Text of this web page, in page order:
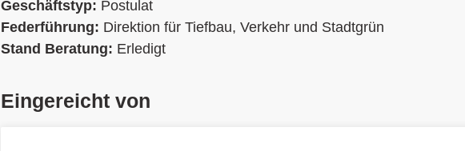
Geschäftstyp: Postulat
Federführung: Direktion für Tiefbau, Verkehr und Stadtgrün
Stand Beratung: Erledigt
Eingereicht von